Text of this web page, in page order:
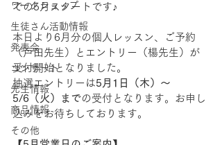
ワークショップ
生徒さん活動情報
発表会
コンサート
先生情報
商品情報
その他
での5月スタートです♪
本日より6月分の個人レッスン、ご予約
（戸田先生）とエントリー（楊先生）が
受付開始となりました。
抽選エントリーは5月1日（木）〜
5/6（火）までの受付となります。お申し
込みをお待ちしております。